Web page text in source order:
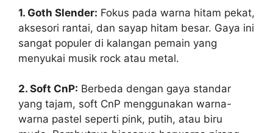
1. Goth Slender: Fokus pada warna hitam pekat,
aksesori rantai, dan sayap hitam besar. Gaya ini
sangat populer di kalangan pemain yang
menyukai musik rock atau metal.
2. Soft CnP: Berbeda dengan gaya standar
yang tajam, soft CnP menggunakan warna-
warna pastel seperti pink, putih, atau biru